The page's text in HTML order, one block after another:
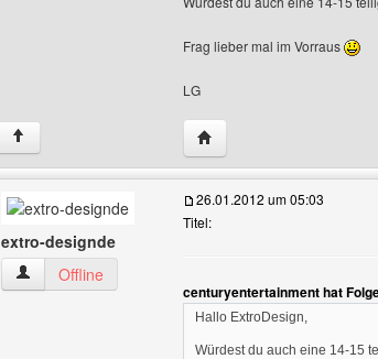
Frag lieber mal im Vorraus
LG
↑ Website dieses
extro-designde
extro-designde Benutzer-Profile anzeigen
Offline
26.01.2012 um 05:03
Titel:
centuryentertainment hat
Hallo ExtroDesign,
Würdest du auch eine 14-15